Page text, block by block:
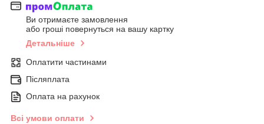
Ви отримаєте замовлення
або гроші повернуться на вашу картку
Детальніше
Оплатити частинами
Післяплата
Оплата на рахунок
Всі умови оплати